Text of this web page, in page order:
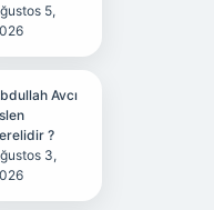
5,
Avcı
?
3,